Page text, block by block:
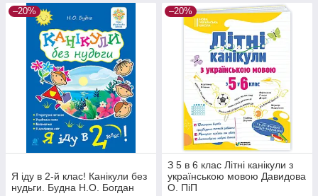
–20%
Я іду в 2-й клас! Канікули без
нудьги. Будна Н.О. Богдан
–20%
З 5 в 6 клас Літні канікули з
українською мовою Давидова
О. ПіП